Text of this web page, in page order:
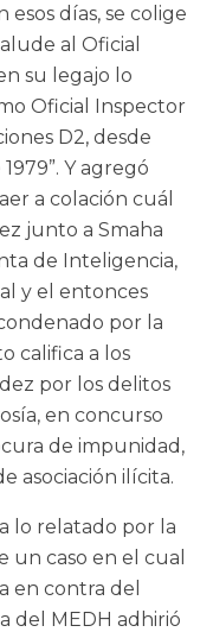
días, se colige
al Oficial
su legajo lo
Oficial Inspector
D2, desde
Y agregó
a colación cuál
junto a Smaha
de Inteligencia,
y el entonces
por la
califica a los
por los delitos
en concurso
de impunidad,
asociación ilícita.
lo relatado por la
un caso en el cual
en contra del
del MEDH adhirió